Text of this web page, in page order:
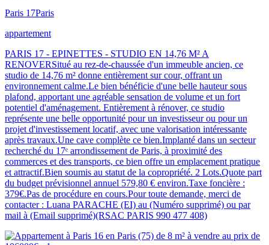
Paris 17Paris
appartement
PARIS 17 - EPINETTES - STUDIO EN 14,76 M² A
RENOVERSitué au rez-de-chaussée d'un immeuble ancien, ce
studio de 14,76 m² donne entièrement sur cour, offrant un
environnement calme.Le bien bénéficie d'une belle hauteur sous
plafond, apportant une agréable sensation de volume et un fort
potentiel d'aménagement. Entièrement à rénover, ce studio
représente une belle opportunité pour un investisseur ou pour un
projet d'investissement locatif, avec une valorisation intéressante
après travaux.Une cave complète ce bien.Implanté dans un secteur
recherché du 17ᵉ arrondissement de Paris, à proximité des
commerces et des transports, ce bien offre un emplacement pratique
et attractif.Bien soumis au statut de la copropriété. 2 Lots.Quote part
du budget prévisionnel annuel 579,80 € environ.Taxe foncière :
379€.Pas de procédure en cours.Pour toute demande, merci de
contacter : Luana PARACHE (EI) au (Numéro supprimé) ou par
mail à (Email supprimé)(RSAC PARIS 990 477 408)